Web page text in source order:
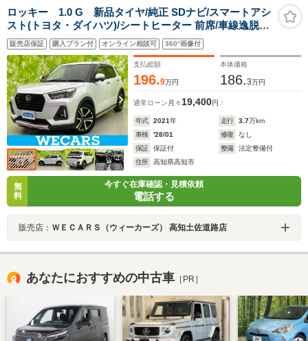
ロッキー 1.0 G 新品タイヤ/純正 SDナビ/スマートアシ
スト(トヨタ・ダイハツ)/シートヒーター 前席/車線逸脱防
止支援システム/ドライブレコーダー 純正/ヘッドランプ
LED/Bluetooth接続/ETC
販売店保証 購入プラン付 オンライン相談可 360°画像付
支払総額
196.9万円
本体価格
186.3万円
通常ローン 月々 19,400円
年式 2021年 走行 3.7万km
車検
'28/01 修復
なし
保証
保証付 整備
法定整備付
住所
高知県高知市
無
料
今すぐ在庫確認・見積依頼
電話する
販売店： ＷＥＣＡＲＳ（ウィーカーズ） 高知土佐道路店
あなたにおすすめの中古車 ［PR］